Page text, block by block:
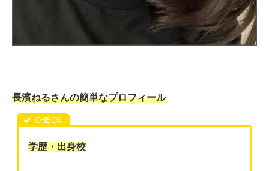
長濱ねるさんの簡単なプロフィール
学歴・出身校